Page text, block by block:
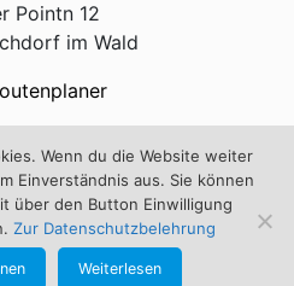
Pointn 12
im Wald
Wenn du die Website weiter
Einverständnis aus. Sie können
über den Button Einwilligung
Zur Datenschutzbelehrung
Weiterlesen